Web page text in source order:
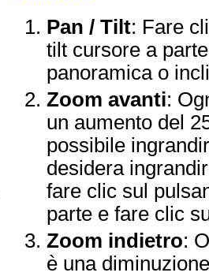
Pan / Tilt: Fare
tilt cursore a
panoramica o
Zoom avanti:
un aumento del
possibile
desidera
fare clic sul
parte e fare clic
Zoom indietro:
è una